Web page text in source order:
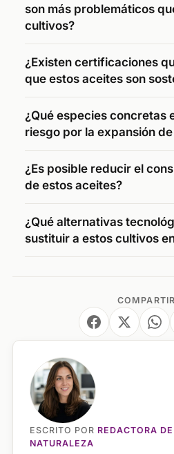
son más problemáticos
cultivos?
¿Existen certificaciones
que estos aceites son
¿Qué especies concretas
riesgo por la expansión
¿Es posible reducir el
de estos aceites?
¿Qué alternativas
sustituir a estos cultivos
ESCRITO POR REDACTORA
NATURALEZA